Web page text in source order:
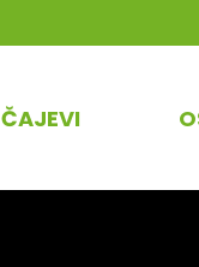
ČAJEVI